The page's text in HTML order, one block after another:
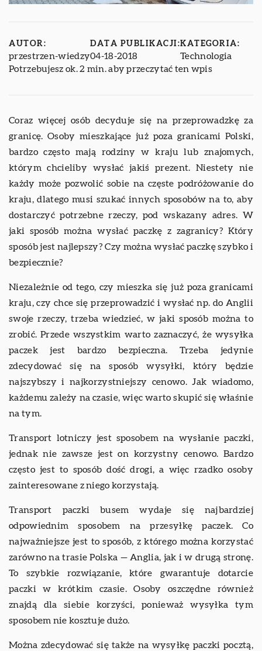
AUTOR:
przestrzen-wiedzy
DATA PUBLIKACJI:
04-18-2018
KATEGORIA:
Technologia
Potrzebujesz ok. 2 min. aby przeczytać ten wpis
Coraz więcej osób decyduje się na przeprowadzkę za
granicę. Osoby mieszkające już poza granicami Polski,
bardzo często mają rodziny w kraju lub znajomych,
którym chcieliby wysłać jakiś prezent. Niestety nie
każdy może pozwolić sobie na częste podróżowanie do
kraju, dlatego musi szukać innych sposobów na to, aby
dostarczyć potrzebne rzeczy, pod wskazany adres. W
jaki sposób można wysłać paczkę z zagranicy? Który
sposób jest najlepszy? Czy można wysłać paczkę szybko i
bezpiecznie?
Niezależnie od tego, czy mieszka się już poza granicami
kraju, czy chce się przeprowadzić i wysłać np. do Anglii
swoje rzeczy, trzeba wiedzieć, w jaki sposób można to
zrobić. Przede wszystkim warto zaznaczyć, że wysyłka
paczek jest bardzo bezpieczna. Trzeba jedynie
zdecydować się na sposób wysyłki, który będzie
najszybszy i najkorzystniejszy cenowo. Jak wiadomo,
każdemu zależy na czasie, więc warto skupić się właśnie
na tym.
Transport lotniczy jest sposobem na wysłanie paczki,
jednak nie zawsze jest on korzystny cenowo. Bardzo
często jest to sposób dość drogi, a więc rzadko osoby
zainteresowane z niego korzystają.
Transport paczki busem wydaje się najbardziej
odpowiednim sposobem na przesyłkę paczek. Co
najważniejsze jest to sposób, z którego można korzystać
zarówno na trasie Polska — Anglia, jak i w drugą stronę.
To szybkie rozwiązanie, które gwarantuje dotarcie
paczki w krótkim czasie. Osoby oszczędne również
znajdą dla siebie korzyści, ponieważ wysyłka tym
sposobem nie kosztuje dużo.
Można zdecydować się także na wysyłkę paczki pocztą,